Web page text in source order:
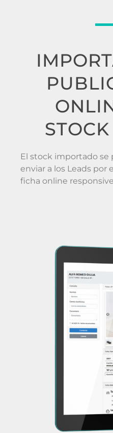
El stock importado se
enviar a los Leads por
ficha online